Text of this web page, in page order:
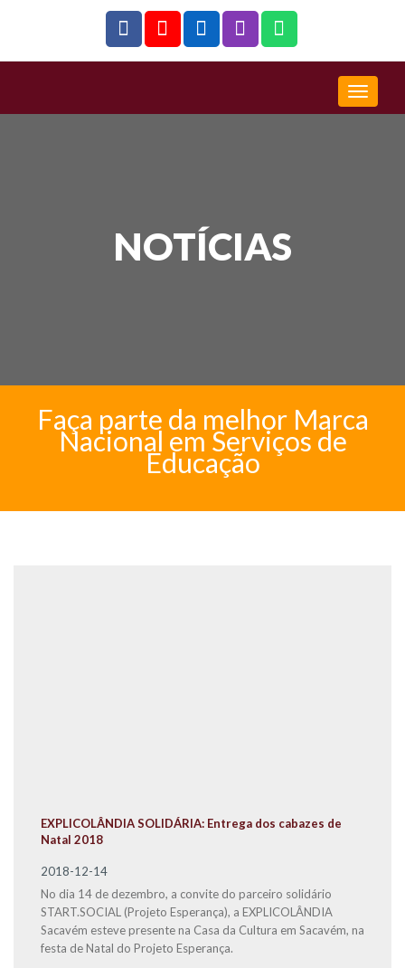
NOTÍCIAS
Faça parte da melhor Marca
Nacional em Serviços de
Educação
EXPLICOLÂNDIA SOLIDÁRIA: Entrega dos cabazes de
Natal 2018
2018-12-14
No dia 14 de dezembro, a convite do parceiro solidário
START.SOCIAL (Projeto Esperança), a EXPLICOLÂNDIA
Sacavém esteve presente na Casa da Cultura em Sacavém, na
festa de Natal do Projeto Esperança.